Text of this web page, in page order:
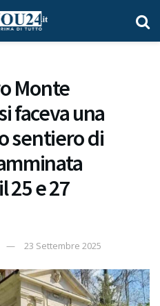
Monte
faceva una
sentiero di
25 e 27
23 Settembre 2025